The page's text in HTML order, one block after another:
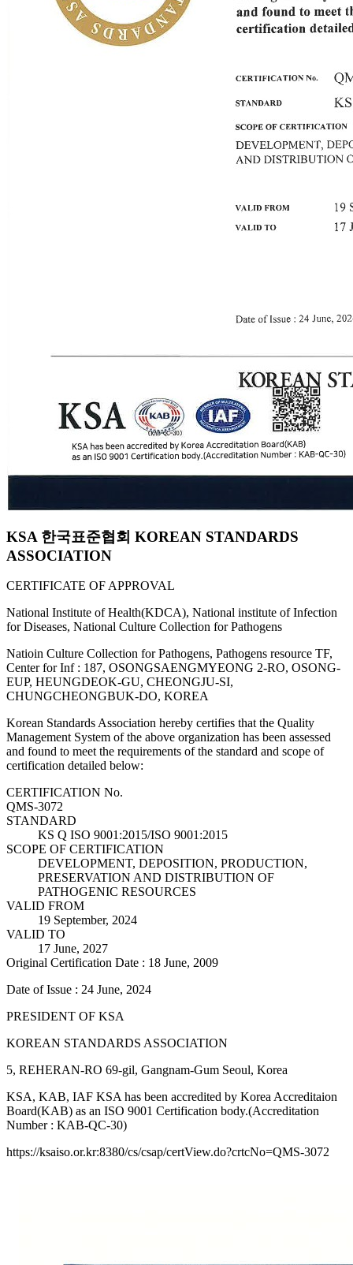
KSA 한국표준협회 KOREAN STANDARDS
ASSOCIATION
CERTIFICATE OF APPROVAL
National Institute of Health(KDCA), National institute of Infection
for Diseases, National Culture Collection for Pathogens
Natioin Culture Collection for Pathogens, Pathogens resource TF,
Center for Inf : 187, OSONGSAENGMYEONG 2-RO, OSONG-
EUP, HEUNGDEOK-GU, CHEONGJU-SI,
CHUNGCHEONGBUK-DO, KOREA
Korean Standards Association hereby certifies that the Quality
Management System of the above organization has been assessed
and found to meet the requirements of the standard and scope of
certification detailed below:
CERTIFICATION No.
QMS-3072
STANDARD
KS Q ISO 9001:2015/ISO 9001:2015
SCOPE OF CERTIFICATION
DEVELOPMENT, DEPOSITION, PRODUCTION,
PRESERVATION AND DISTRIBUTION OF
PATHOGENIC RESOURCES
VALID FROM
19 September, 2024
VALID TO
17 June, 2027
Original Certification Date : 18 June, 2009
Date of Issue : 24 June, 2024
PRESIDENT OF KSA
KOREAN STANDARDS ASSOCIATION
5, REHERAN-RO 69-gil, Gangnam-Gum Seoul, Korea
KSA, KAB, IAF KSA has been accredited by Korea Accreditaion
Board(KAB) as an ISO 9001 Certification body.(Accreditation
Number : KAB-QC-30)
https://ksaiso.or.kr:8380/cs/csap/certView.do?crtcNo=QMS-3072